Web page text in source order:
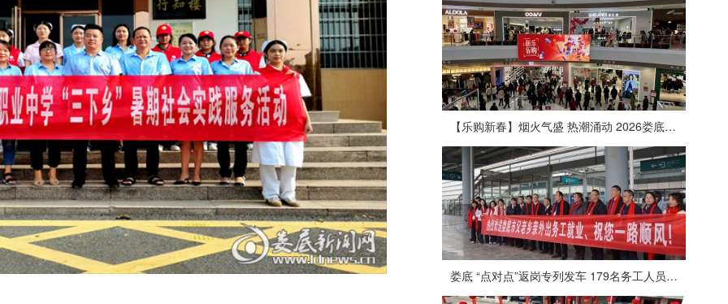
【乐购新春】烟火气盛 热潮涌动 2026娄底春节消费市场喜迎“开门红”
娄底 “点对点”返岗专列发车 179名务工人员免费赴沪